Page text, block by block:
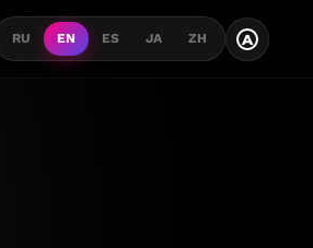
RU EN ES JA ZH A